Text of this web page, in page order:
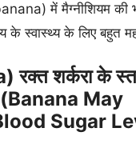
में मैग्नीशियम की
के स्वास्थ्य के लिए बहुत
रक्त शर्करा के
(Banana May
Sugar